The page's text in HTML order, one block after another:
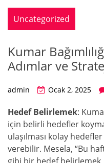
Uncategorized
Kumar
Adımlar ve
admin Ocak 2, 2025
Hedef Belirlemek:
için belirli hedefler
ulaşılması kolay
verebilir. Mesela, “Bu